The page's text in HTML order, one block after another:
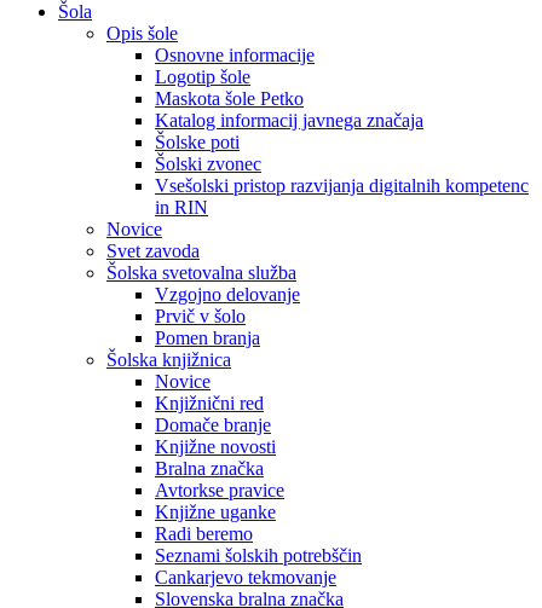
Šola
Opis šole
Osnovne informacije
Logotip šole
Maskota šole Petko
Katalog informacij javnega značaja
Šolske poti
Šolski zvonec
Vsešolski pristop razvijanja digitalnih kompetenc
in RIN
Novice
Svet zavoda
Šolska svetovalna služba
Vzgojno delovanje
Prvič v šolo
Pomen branja
Šolska knjižnica
Novice
Knjižnični red
Domače branje
Knjižne novosti
Bralna značka
Avtorkse pravice
Knjižne uganke
Radi beremo
Seznami šolskih potrebščin
Cankarjevo tekmovanje
Slovenska bralna značka